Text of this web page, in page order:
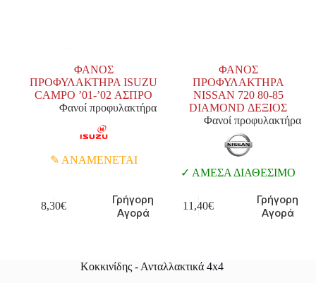
ΦΑΝΟΣ
ΠΡΟΦΥΛΑΚΤΗΡΑ ISUZU
CAMPO ’01-’02 ΑΣΠΡΟ
Φανοί προφυλακτήρα
ΑΝΑΜΕΝΕΤΑΙ
8,30€
Γρήγορη
Αγορά
ΦΑΝΟΣ
ΠΡΟΦΥΛΑΚΤΗΡΑ
NISSAN 720 80-85
DIAMOND ΔΕΞΙΟΣ
Φανοί προφυλακτήρα
ΑΜΕΣΑ ΔΙΑΘΕΣΙΜΟ
11,40€
Γρήγορη
Αγορά
Κοκκινίδης - Ανταλλακτικά 4x4